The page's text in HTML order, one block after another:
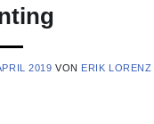
2019 VON ERIK LORENZ